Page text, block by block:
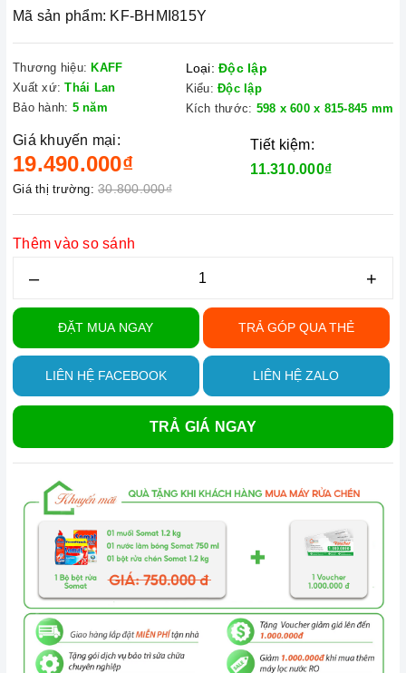
Mã sản phẩm: KF-BHMI815Y
Thương hiệu: KAFF
Xuất xứ: Thái Lan
Bảo hành: 5 năm
Loại: Độc lập
Kiểu: Độc lập
Kích thước: 598 x 600 x 815-845 mm
Giá khuyến mại:
19.490.000₫
Giá thị trường: 30.800.000₫
Tiết kiệm:
11.310.000₫
Thêm vào so sánh
– +
ĐẶT MUA NGAY TRẢ GÓP QUA THẺ
LIÊN HỆ FACEBOOK LIÊN HỆ ZALO
TRẢ GIÁ NGAY